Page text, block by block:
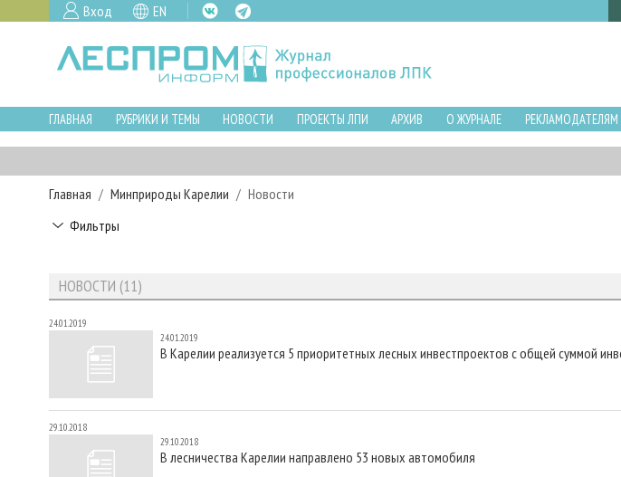
Вход EN
ГЛАВНАЯ РУБРИКИ И ТЕМЫ НОВОСТИ ПРОЕКТЫ ЛПИ АРХИВ О ЖУРНАЛЕ РЕКЛАМОДАТЕЛЯМ
Главная Минприроды Карелии
Новости
Фильтры
НОВОСТИ (11)
24.01.2019
24.01.2019
В Карелии реализуется 5 приоритетных лесных инвестпроектов с общей суммой
29.10.2018
29.10.2018
В лесничества Карелии направлено 53 новых автомобиля